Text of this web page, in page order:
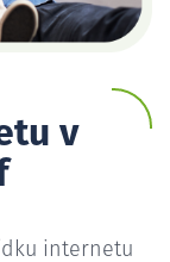
v
internetu